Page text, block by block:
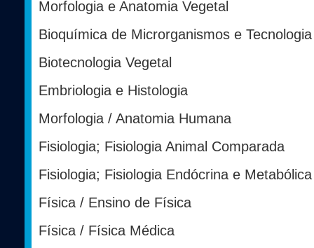
Morfologia e Anatomia Vegetal
Bioquímica de Microrganismos e
Biotecnologia Vegetal
Embriologia e Histologia
Morfologia / Anatomia Humana
Fisiologia; Fisiologia Animal Comparada
Fisiologia; Fisiologia Endócrina e Metabólica
Física / Ensino de Física
Física / Física Médica